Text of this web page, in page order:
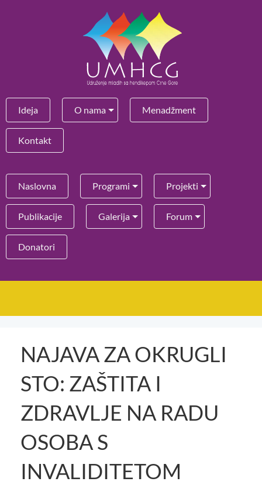
Ideja O nama Menadžment
Kontakt
Naslovna Programi Projekti
Publikacije Galerija Forum
Donatori
NAJAVA ZA OKRUGLI
STO: ZAŠTITA I
ZDRAVLJE NA RADU
OSOBA S
INVALIDITETOM